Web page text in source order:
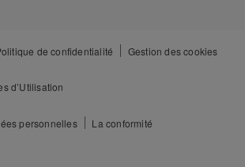
de confidentialité Gestion des cookies
d’Utilisation
personnelles La conformité